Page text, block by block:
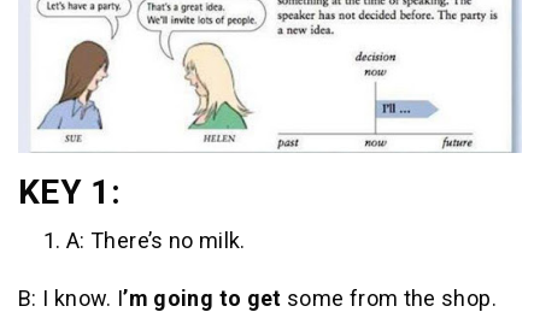
KEY 1:
A: There’s no milk.
B: I know. I’m going to get some from the shop.